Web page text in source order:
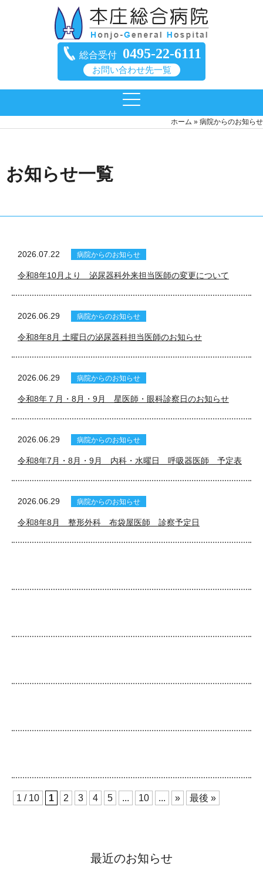
総合受付 0495-22-6111
お問い合わせ先一覧
ホーム » 病院からのお知らせ
最近のお知らせ
お知らせ一覧
2026.07.22 病院からのお知らせ
令和8年10月より 泌尿器科外来担当医師の変更について
2026.06.29 病院からのお知らせ
令和8年8月 土曜日の泌尿器科担当医師のお知らせ
2026.06.29 病院からのお知らせ
令和8年７月・8月・9月 星医師・眼科診察日のお知らせ
2026.06.29 病院からのお知らせ
令和8年7月・8月・9月 内科・水曜日 呼吸器医師 予定表
2026.06.29 病院からのお知らせ
令和8年8月 整形外科 布袋屋医師 診察予定日
1 / 10 1 2 3 4 5 ... 10 ... » 最後 »